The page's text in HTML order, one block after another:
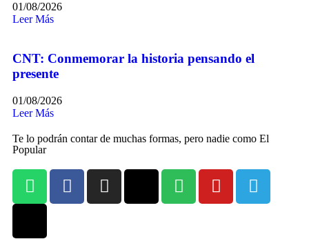
01/08/2026
Leer Más
CNT: Conmemorar la historia pensando el
presente
01/08/2026
Leer Más
Te lo podrán contar de muchas formas, pero nadie como El
Popular